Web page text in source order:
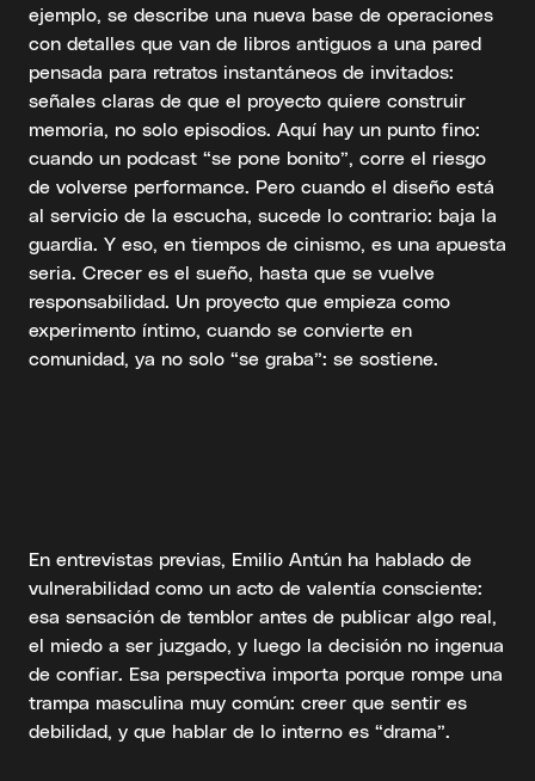
ejemplo, se describe una nueva base de operaciones
con detalles que van de libros antiguos a una pared
pensada para retratos instantáneos de invitados:
señales claras de que el proyecto quiere construir
memoria, no solo episodios. Aquí hay un punto fino:
cuando un podcast “se pone bonito”, corre el riesgo
de volverse performance. Pero cuando el diseño está
al servicio de la escucha, sucede lo contrario: baja la
guardia. Y eso, en tiempos de cinismo, es una apuesta
seria. Crecer es el sueño, hasta que se vuelve
responsabilidad. Un proyecto que empieza como
experimento íntimo, cuando se convierte en
comunidad, ya no solo “se graba”: se sostiene.
En entrevistas previas, Emilio Antún ha hablado de
vulnerabilidad como un acto de valentía consciente:
esa sensación de temblor antes de publicar algo real,
el miedo a ser juzgado, y luego la decisión no ingenua
de confiar. Esa perspectiva importa porque rompe una
trampa masculina muy común: creer que sentir es
debilidad, y que hablar de lo interno es “drama”.